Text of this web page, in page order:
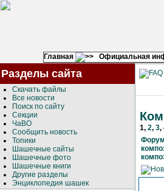
Главная
Официальная
Разделы сайта
Скачать файлы
Все новости
Поиск по сайту
Секции
ЧаВО
Сообщить новость
Топики
Шашечные сайты
Шашечные фото
Шашечные книги
Другие разделы
Энциклопедия шашек
1, 2, 3,